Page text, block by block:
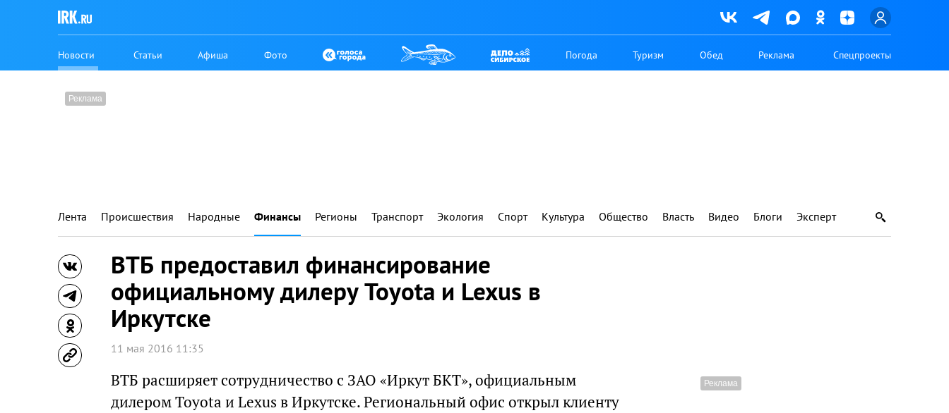
Новости Статьи Афиша Фото Погода Туризм Обед Реклама Спецпроекты
Лента Происшествия Народные Финансы Регионы Транспорт Экология Спорт Культура Общество Власть Видео Блоги Эксперт
ВТБ предоставил финансирование
официальному дилеру Toyota и Lexus в
Иркутске
11 мая 2016 11:35
ВТБ расширяет сотрудничество с ЗАО «Иркут БКТ», официальным
дилером Toyota и Lexus в Иркутске. Региональный офис открыл клиенту